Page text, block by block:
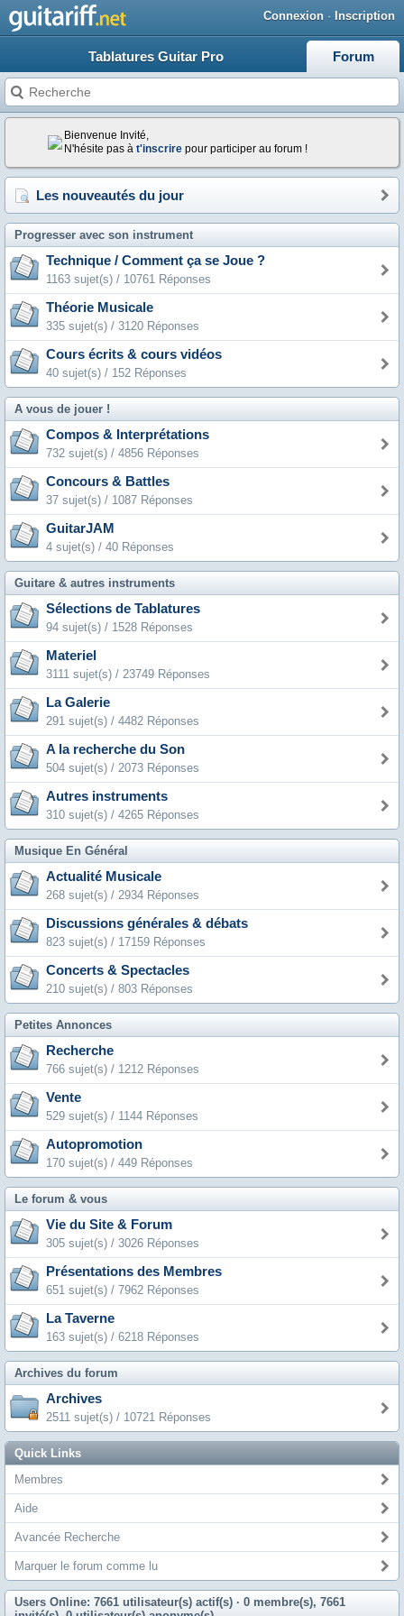
Connexion · Inscription
Tablatures Guitar Pro Forum
Bienvenue Invité,
N'hésite pas à t'inscrire pour participer au forum !
Les nouveautés du jour
Progresser avec son instrument
Technique / Comment ça se Joue ?
1163 sujet(s) / 10761 Réponses
Théorie Musicale
335 sujet(s) / 3120 Réponses
Cours écrits & cours vidéos
40 sujet(s) / 152 Réponses
A vous de jouer !
Compos & Interprétations
732 sujet(s) / 4856 Réponses
Concours & Battles
37 sujet(s) / 1087 Réponses
GuitarJAM
4 sujet(s) / 40 Réponses
Guitare & autres instruments
Sélections de Tablatures
94 sujet(s) / 1528 Réponses
Materiel
3111 sujet(s) / 23749 Réponses
La Galerie
291 sujet(s) / 4482 Réponses
A la recherche du Son
504 sujet(s) / 2073 Réponses
Autres instruments
310 sujet(s) / 4265 Réponses
Musique En Général
Actualité Musicale
268 sujet(s) / 2934 Réponses
Discussions générales & débats
823 sujet(s) / 17159 Réponses
Concerts & Spectacles
210 sujet(s) / 803 Réponses
Petites Annonces
Recherche
766 sujet(s) / 1212 Réponses
Vente
529 sujet(s) / 1144 Réponses
Autopromotion
170 sujet(s) / 449 Réponses
Le forum & vous
Vie du Site & Forum
305 sujet(s) / 3026 Réponses
Présentations des Membres
651 sujet(s) / 7962 Réponses
La Taverne
163 sujet(s) / 6218 Réponses
Archives du forum
Archives
2511 sujet(s) / 10721 Réponses
Quick Links
Membres
Aide
Avancée Recherche
Marquer le forum comme lu
Users Online: 7661 utilisateur(s) actif(s) · 0 membre(s), 7661